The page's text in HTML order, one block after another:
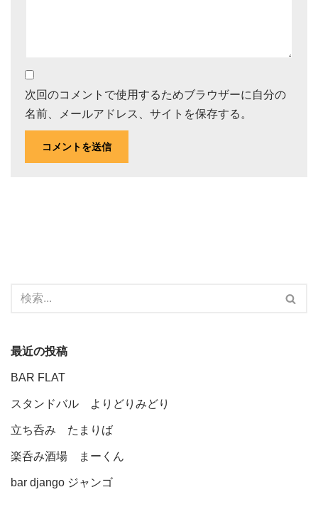
次回のコメントで使用するためブラウザーに自分の
名前、メールアドレス、サイトを保存する。
最近の投稿
BAR FLAT
スタンドバル よりどりみどり
立ち呑み たまりば
楽呑み酒場 まーくん
bar django ジャンゴ